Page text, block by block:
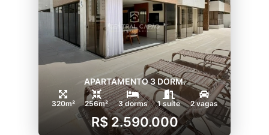
APARTAMENTO 3 DORM.
320m² 256m² 3 dorms 1 suíte 2 vagas
R$ 2.590.000